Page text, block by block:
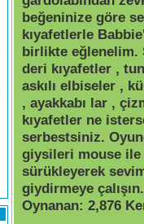
beğeninize göre
kıyafetlerle
birlikte eğlenelim.
deri kıyafetler ,
askılı elbiseler ,
, ayakkabı lar ,
kıyafetler ne
serbestsiniz.
giysileri mouse ile
sürükleyerek
giydirmeye
Oynanan: 2,876